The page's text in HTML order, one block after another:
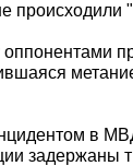
происходили
оппонентами
в
задержаны